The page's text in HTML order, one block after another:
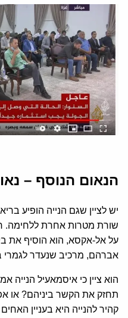
הנאום הנוסף –
יש לציין שגם הנייה הופיע
שורת מטרות אחרת ללחימה.
על אל-אקסא, הוא הוסיף את
אברהם, מרכיב שנעדר לגמרי
הוא ציין כי איסמאעיל
תחזק את הקשר ביניהם? או
קהיר להנייה היא בעניין